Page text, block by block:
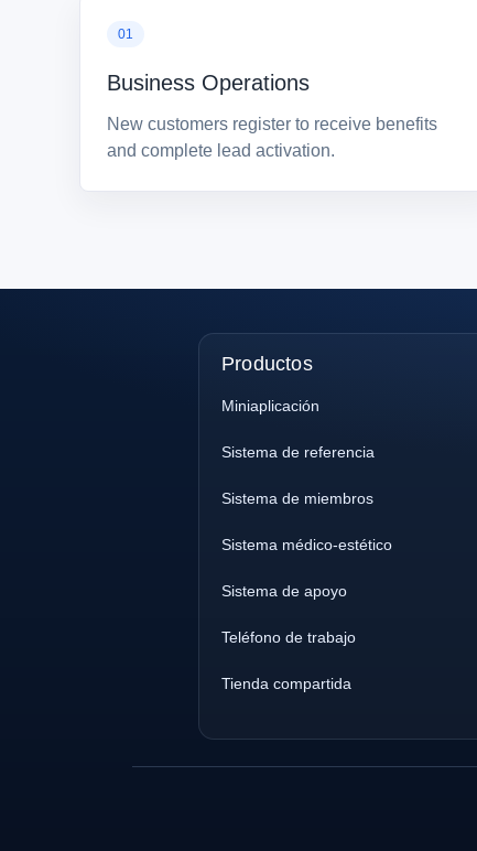
Business Operations
New customers register to receive benefits
and complete lead activation.
Productos
Miniaplicación
Sistema de referencia
Sistema de miembros
Sistema médico-estético
Sistema de apoyo
Teléfono de trabajo
Tienda compartida